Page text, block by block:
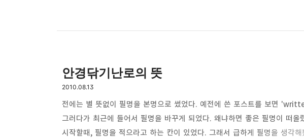
유쾌한 블로그'로 바뀝니다.저 제목을 보고 눈치챈 사람은 눈치를 채셨겠지
안경닦기난로의 뜻
2010.08.13
전에는 별 뜻없이 필명을 본명으로 썼었다. 예전에 쓴 포스트를 보면
그러다가 최근에 들어서 필명을 바꾸게 되었다. 왜냐하면 좋은 필명이 떠올
시작할때, 필명을 적으라고 하는 칸이 있었다. 그래서 급하게 필명을 생각해